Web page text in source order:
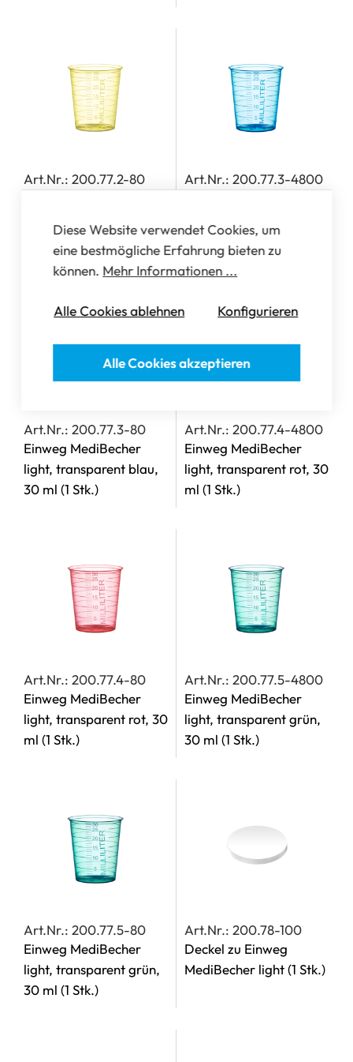
Art.Nr.: 200.77.2-80
30 ml(1 Stk.)
Art.Nr.: 200.77.3-4800
30 ml(1 Stk.)
Art.Nr.: 200.77.3-80
Einweg MediBecher
light, transparent blau,
30 ml (1 Stk.)
Art.Nr.: 200.77.4-4800
Einweg MediBecher
light, transparent rot, 30
ml (1 Stk.)
Art.Nr.: 200.77.4-80
Einweg MediBecher
light, transparent rot, 30
ml (1 Stk.)
Art.Nr.: 200.77.5-4800
Einweg MediBecher
light, transparent grün,
30 ml (1 Stk.)
Art.Nr.: 200.77.5-80
Einweg MediBecher
light, transparent grün,
30 ml (1 Stk.)
Art.Nr.: 200.78-100
Deckel zu Einweg
MediBecher light(1 Stk.)
Diese Website verwendet Cookies, um
eine bestmögliche Erfahrung bieten zu
können. Mehr Informationen ...
Alle Cookies ablehnen Konfigurieren
Alle Cookies akzeptieren